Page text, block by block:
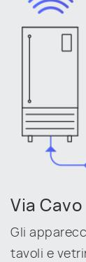
Via Cavo
Gli
tavoli e